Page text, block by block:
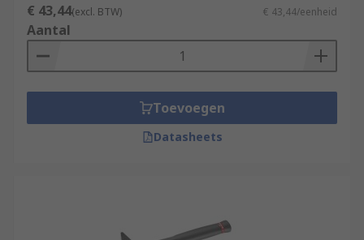
€ 43,44(excl. BTW) € 43,44/eenheid
Aantal
Toevoegen
Datasheets